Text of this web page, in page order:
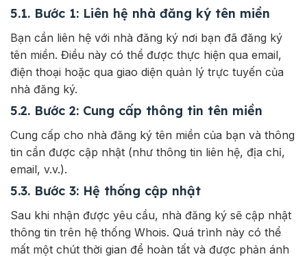
5.1. Bước 1: Liên hệ nhà đăng ký tên miền
Bạn cần liên hệ với nhà đăng ký nơi bạn đã đăng ký
tên miền. Điều này có thể được thực hiện qua email,
điện thoại hoặc qua giao diện quản lý trực tuyến của
nhà đăng ký.
5.2. Bước 2: Cung cấp thông tin tên miền
Cung cấp cho nhà đăng ký tên miền của bạn và thông
tin cần được cập nhật (như thông tin liên hệ, địa chỉ,
email, v.v.).
5.3. Bước 3: Hệ thống cập nhật
Sau khi nhận được yêu cầu, nhà đăng ký sẽ cập nhật
thông tin trên hệ thống Whois. Quá trình này có thể
mất một chút thời gian để hoàn tất và được phản ánh